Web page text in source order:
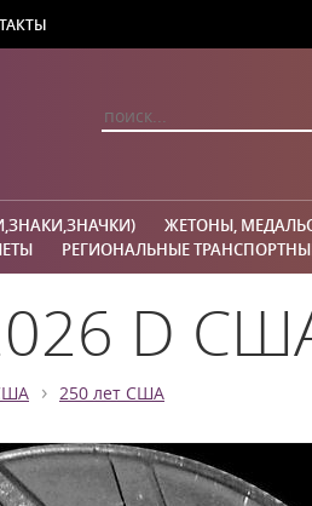
ЖЕТОНЫ,
РЕГИОНАЛЬНЫЕ
D
› 250 лет США